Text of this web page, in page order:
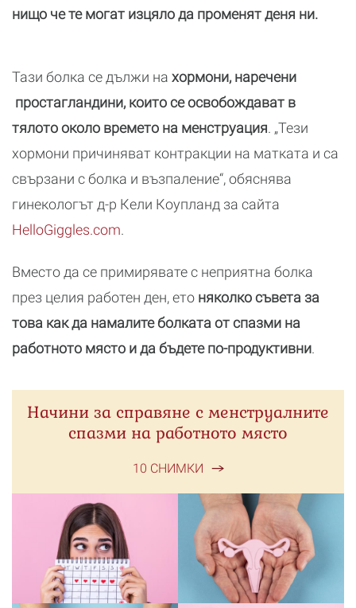
нищо че те могат изцяло да променят деня ни.
Тази болка се дължи на хормони, наречени
простагландини, които се освобождават в
тялото около времето на менструация. „Тези
хормони причиняват контракции на матката и са
свързани с болка и възпаление“, обяснява
гинекологът д-р Кели Коупланд за сайта
HelloGiggles.com.
Вместо да се примирявате с неприятна болка
през целия работен ден, ето няколко съвета за
това как да намалите болката от спазми на
работното място и да бъдете по-продуктивни.
Начини за справяне с менструалните
спазми на работното място
10 СНИМКИ